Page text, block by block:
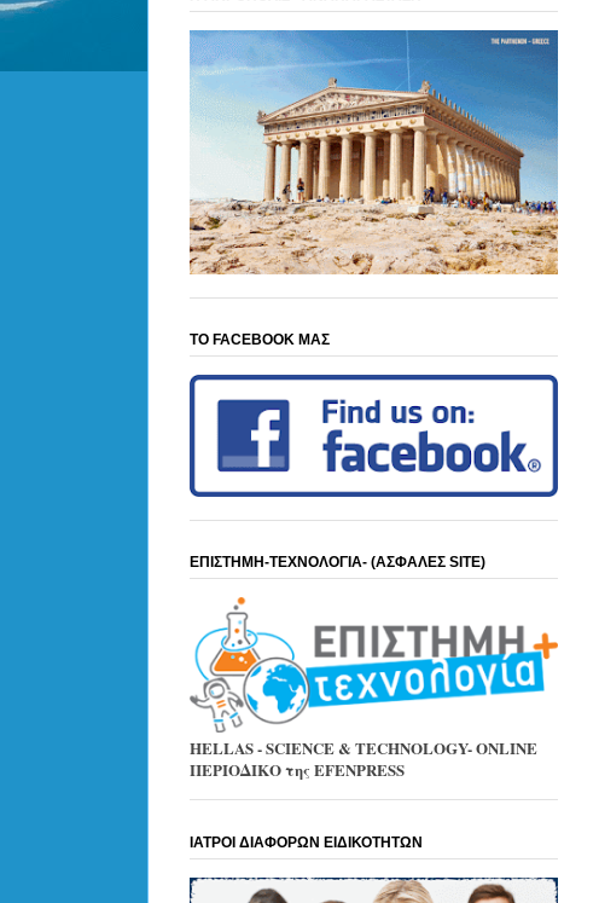
ΤΟ FACEBOOK ΜΑΣ
ΕΠΙΣΤΗΜΗ-ΤΕΧΝΟΛΟΓΙΑ- (ΑΣΦΑΛΕΣ SITE)
HELLAS - SCIENCE & TECHNOLOGY- ONLINE
ΠΕΡΙΟΔΙΚΟ της EFENPRESS
ΙΑΤΡΟΙ ΔΙΑΦΟΡΩΝ ΕΙΔΙΚΟΤΗΤΩΝ